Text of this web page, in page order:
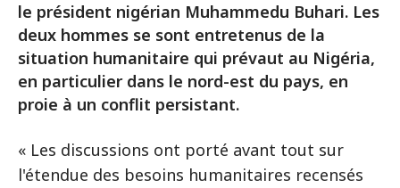
le président nigérian Muhammedu Buhari. Les
deux hommes se sont entretenus de la
situation humanitaire qui prévaut au Nigéria,
en particulier dans le nord-est du pays, en
proie à un conflit persistant.
« Les discussions ont porté avant tout sur
l'étendue des besoins humanitaires recensés